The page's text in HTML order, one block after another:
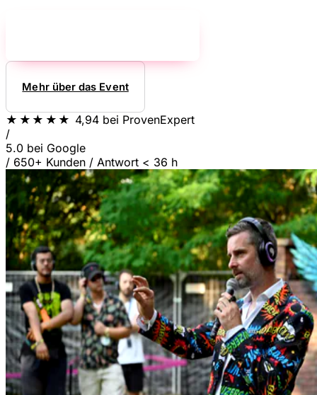
Mehr über das Event
★★★★★ 4,94 bei ProvenExpert
/
5.0 bei Google
/ 650+ Kunden / Antwort < 36 h